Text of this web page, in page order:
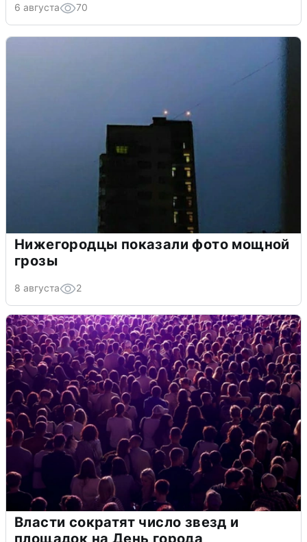
6 августа 70
Нижегородцы показали фото мощной
грозы
8 августа 2
Власти сократят число звезд и
площадок на День города